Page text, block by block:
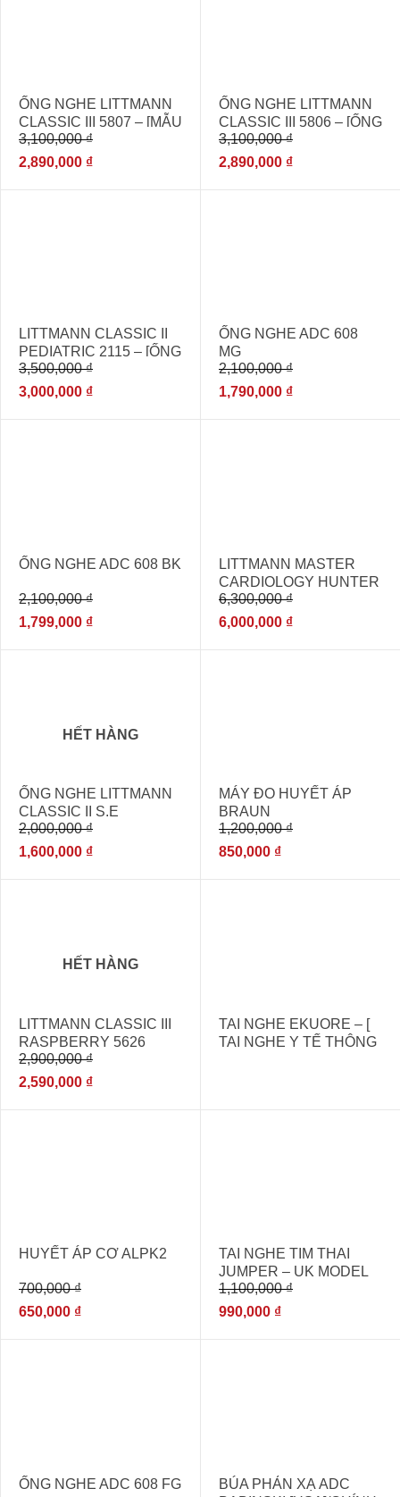
ỐNG NGHE LITTMANN
CLASSIC III 5807 – [MẪU
ỐNG NGHE 2 MẶT ĐA
KHOA]
3,100,000₫
2,890,000 ₫
ỐNG NGHE LITTMANN
CLASSIC III 5806 – [ỐNG
NGHE ĐA KHOA NHẬP
KHẨU CHÍNH HÃNG]
3,100,000₫
2,890,000 ₫
LITTMANN CLASSIC II
PEDIATRIC 2115 – [ỐNG
NGHE DÙNG CHO BÁC
SĨ CHUYÊN KHOA NHI]
3,500,000₫
3,000,000 ₫
ỐNG NGHE ADC 608
MG
2,100,000₫
1,790,000 ₫
ỐNG NGHE ADC 608 BK
2,100,000₫
1,799,000 ₫
LITTMANN MASTER
CARDIOLOGY HUNTER
GREEN
6,300,000₫
6,000,000 ₫
HẾT HÀNG
ỐNG NGHE LITTMANN
CLASSIC II S.E
2,000,000₫
1,600,000 ₫
MÁY ĐO HUYẾT ÁP
BRAUN
1,200,000₫
850,000 ₫
HẾT HÀNG
LITTMANN CLASSIC III
RASPBERRY 5626
2,900,000₫
2,590,000 ₫
TAI NGHE EKUORE – [
TAI NGHE Y TẾ THÔNG
HUYẾT ÁP CƠ ALPK2
700,000₫
650,000 ₫
TAI NGHE TIM THAI
JUMPER – UK MODEL
100B
1,100,000₫
990,000 ₫
ỐNG NGHE ADC 608 FG
BÚA PHẢN XẠ ADC